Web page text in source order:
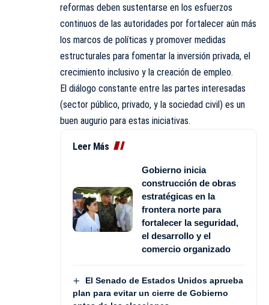
reformas deben sustentarse en los esfuerzos
continuos de las autoridades por fortalecer aún más
los marcos de políticas y promover medidas
estructurales para fomentar la inversión privada, el
crecimiento inclusivo y la creación de empleo.
El diálogo constante entre las partes interesadas
(sector público, privado, y la sociedad civil) es un
buen augurio para estas iniciativas.
Leer Más
Gobierno inicia
construcción de obras
estratégicas en la
frontera norte para
fortalecer la seguridad,
el desarrollo y el
comercio organizado
El Senado de Estados Unidos aprueba
plan para evitar un cierre de Gobierno